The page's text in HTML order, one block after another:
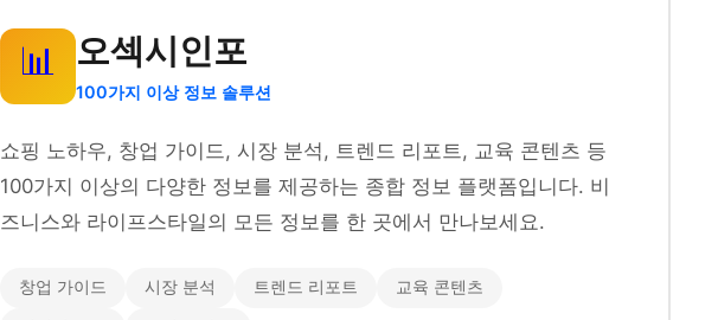
📊 오섹시인포
100가지 이상 정보 솔루션
쇼핑 노하우, 창업 가이드, 시장 분석, 트렌드 리포트, 교육 콘텐츠 등
100가지 이상의 다양한 정보를 제공하는 종합 정보 플랫폼입니다. 비
즈니스와 라이프스타일의 모든 정보를 한 곳에서 만나보세요.
창업 가이드 시장 분석 트렌드 리포트 교육 콘텐츠